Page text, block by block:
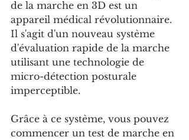
de la marche en 3D est un
appareil médical révolutionnaire.
Il s'agit d'un nouveau système
d'évaluation rapide de la marche
utilisant une technologie de
micro-détection posturale
imperceptible.
Grâce à ce système, vous pouvez
commencer un test de marche en